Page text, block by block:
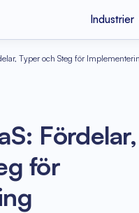
Industrier
Apple Vision Pro
Psykisk hälsa
SaaS-
Azure
Legacy
Typer och Steg för
Fördelar,
för